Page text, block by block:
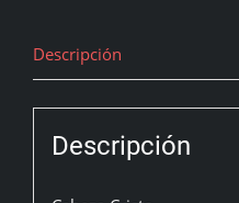
Descripción
Descripción